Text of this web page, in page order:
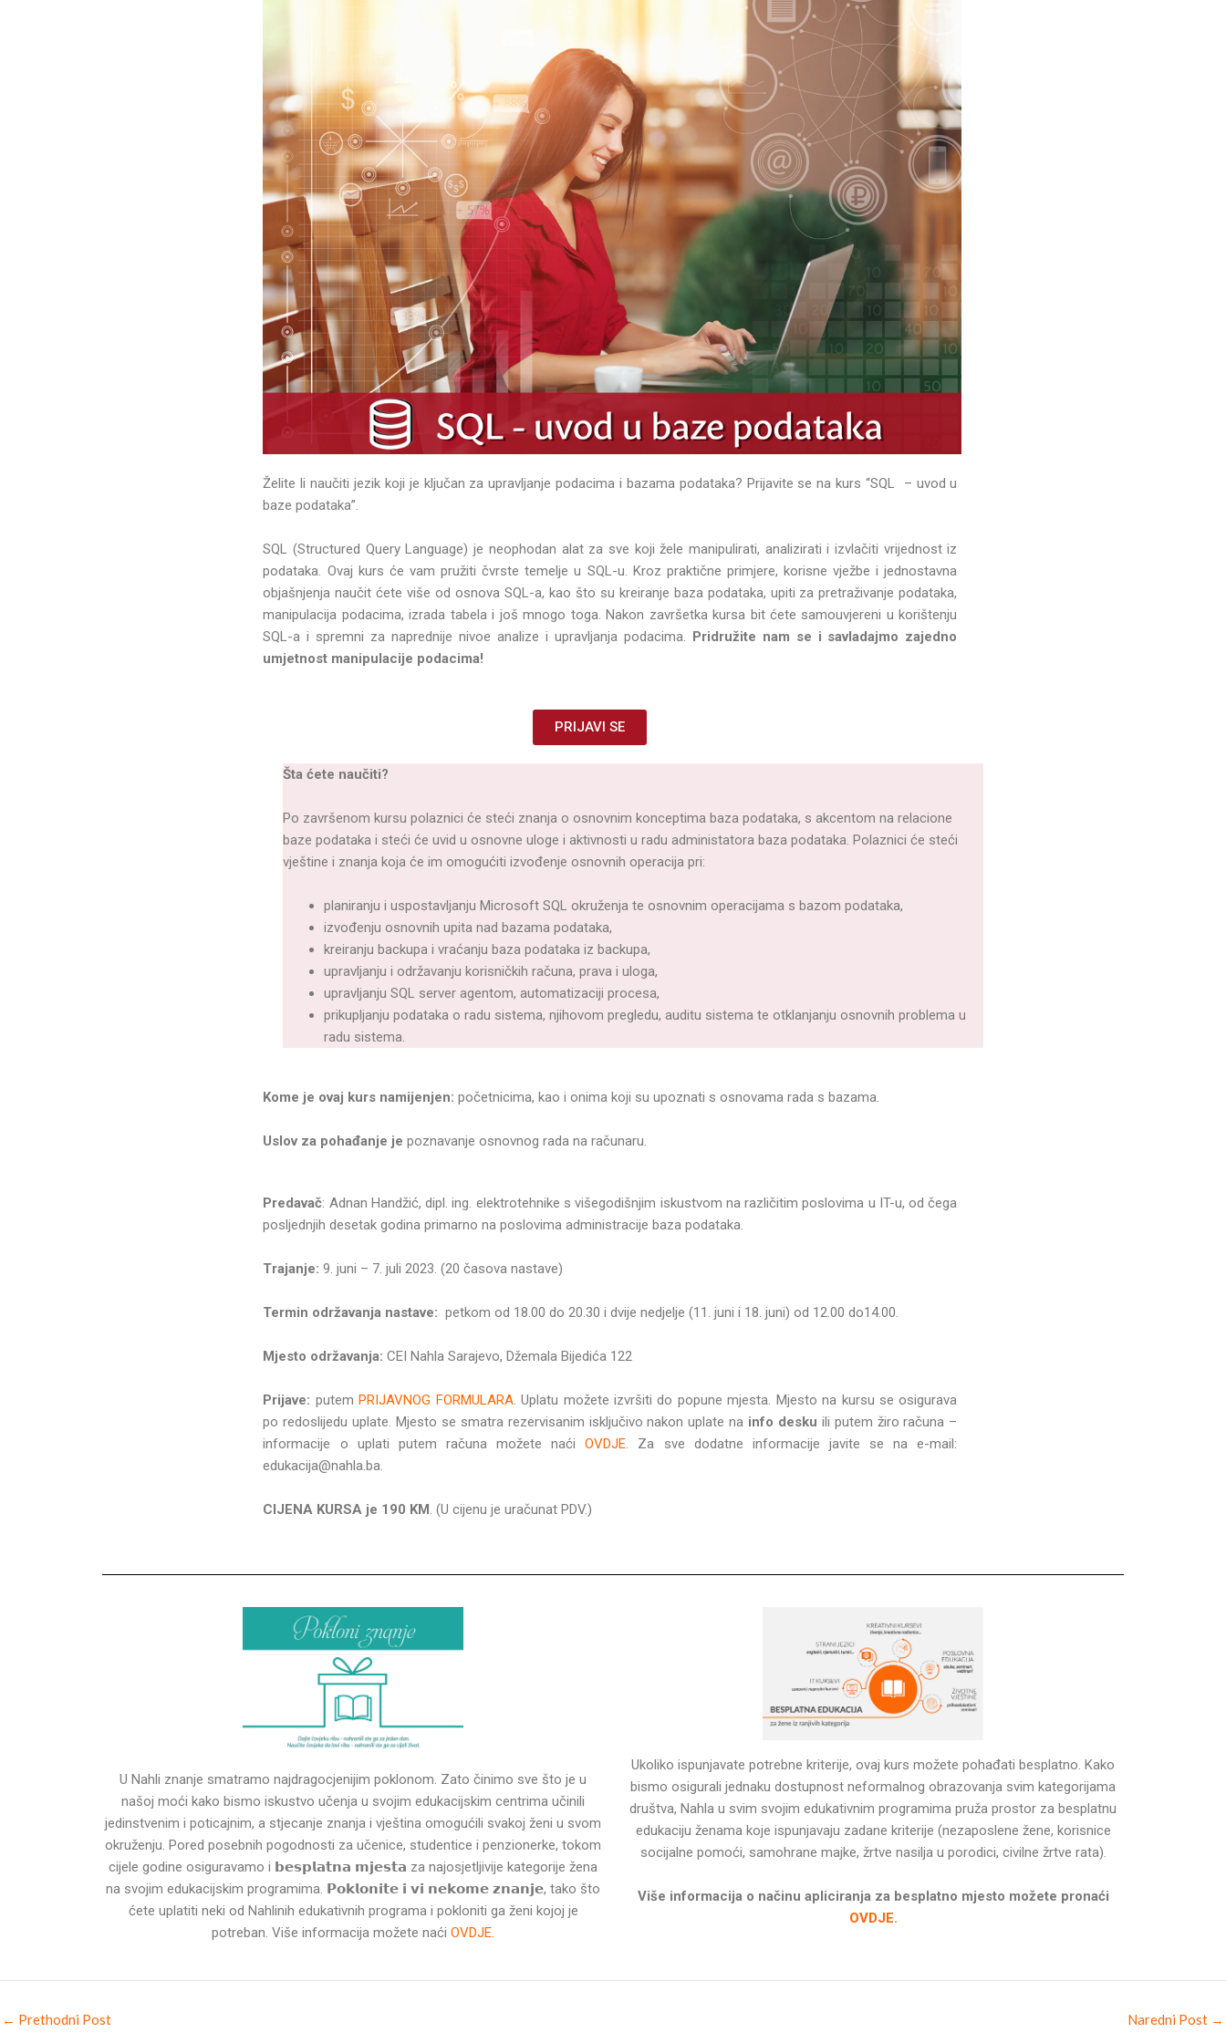
Želite li naučiti jezik koji je ključan za upravljanje podacima i bazama podataka? Prijavite se na kurs “SQL – uvod u
baze podataka”.
SQL (Structured Query Language) je neophodan alat za sve koji žele manipulirati, analizirati i izvlačiti vrijednost iz
podataka. Ovaj kurs će vam pružiti čvrste temelje u SQL-u. Kroz praktične primjere, korisne vježbe i jednostavna
objašnjenja naučit ćete više od osnova SQL-a, kao što su kreiranje baza podataka, upiti za pretraživanje podataka,
manipulacija podacima, izrada tabela i još mnogo toga. Nakon završetka kursa bit ćete samouvjereni u korištenju
SQL-a i spremni za naprednije nivoe analize i upravljanja podacima. Pridružite nam se i savladajmo zajedno
umjetnost manipulacije podacima!
PRIJAVI SE
Šta ćete naučiti?
Po završenom kursu polaznici će steći znanja o osnovnim konceptima baza podataka, s akcentom na relacione
baze podataka i steći će uvid u osnovne uloge i aktivnosti u radu administatora baza podataka. Polaznici će steći
vještine i znanja koja će im omogućiti izvođenje osnovnih operacija pri:
planiranju i uspostavljanju Microsoft SQL okruženja te osnovnim operacijama s bazom podataka,
izvođenju osnovnih upita nad bazama podataka,
kreiranju backupa i vraćanju baza podataka iz backupa,
upravljanju i održavanju korisničkih računa, prava i uloga,
upravljanju SQL server agentom, automatizaciji procesa,
prikupljanju podataka o radu sistema, njihovom pregledu, auditu sistema te otklanjanju osnovnih problema u
radu sistema.
Kome je ovaj kurs namijenjen:početnicima, kao i onima koji su upoznati s osnovama rada s bazama.
Uslov za pohađanje jepoznavanje osnovnog rada na računaru.
Predavač: Adnan Handžić, dipl. ing. elektrotehnike s višegodišnjim iskustvom na različitim poslovima u IT-u, od čega
posljednjih desetak godina primarno na poslovima administracije baza podataka.
Trajanje: 9. juni – 7. juli 2023. (20 časova nastave)
Termin održavanja nastave: petkom od 18.00 do 20.30 i dvije nedjelje (11. juni i 18. juni) od 12.00 do14.00.
Mjesto održavanja:CEI Nahla Sarajevo, Džemala Bijedića 122
Prijave: putem PRIJAVNOG FORMULARA. Uplatu možete izvršiti do popune mjesta. Mjesto na kursu se osigurava
po redoslijedu uplate. Mjesto se smatra rezervisanim isključivo nakon uplate na info desku ili putem žiro računa –
informacije o uplati putem računa možete naćiOVDJE. Za sve dodatne informacije javite se na e-mail:
edukacija@nahla.ba.
CIJENA KURSA je 190 KM . (U cijenu je uračunat PDV.)
U Nahli znanje smatramo najdragocjenijim poklonom. Zato činimo sve što je u
našoj moći kako bismo iskustvo učenja u svojim edukacijskim centrima učinili
jedinstvenim i poticajnim, a stjecanje znanja i vještina omogućili svakoj ženi u svom
okruženju. Pored posebnih pogodnosti za učenice, studentice i penzionerke, tokom
cijele godine osiguravamo i 𝗯𝗲𝘀𝗽𝗹𝗮𝘁𝗻𝗮 𝗺𝗷𝗲𝘀𝘁𝗮 za najosjetljivije kategorije žena
na svojim edukacijskim programima. 𝗣𝗼𝗸𝗹𝗼𝗻𝗶𝘁𝗲 𝗶 𝘃𝗶 𝗻𝗲𝗸𝗼𝗺𝗲 𝘇𝗻𝗮𝗻𝗷𝗲, tako što
ćete uplatiti neki od Nahlinih edukativnih programa i pokloniti ga ženi kojoj je
potreban. Više informacija možete naći OVDJE.
Ukoliko ispunjavate potrebne kriterije, ovaj kurs možete pohađati besplatno. Kako
bismo osigurali jednaku dostupnost neformalnog obrazovanja svim kategorijama
društva, Nahla u svim svojim edukativnim programima pruža prostor za besplatnu
edukaciju ženama koje ispunjavaju zadane kriterije (nezaposlene žene, korisnice
socijalne pomoći, samohrane majke, žrtve nasilja u porodici, civilne žrtve rata).
Više informacija o načinu apliciranja za besplatno mjesto možete pronaći
OVDJE.
← Prethodni Post Naredni Post →